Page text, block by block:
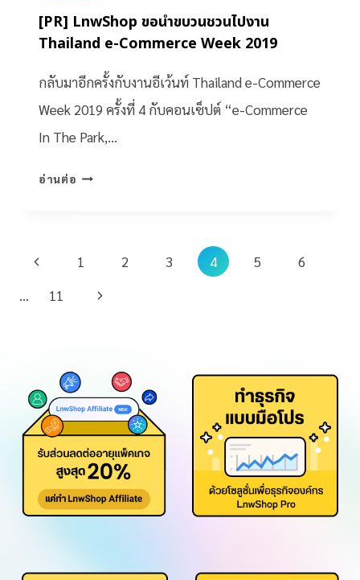
[PR] LnwShop ขอนำขบวนชวนไปงาน
Thailand e-Commerce Week 2019
กลับมาอีกครั้งกับงานอีเว้นท์ Thailand e-Commerce
Week 2019 ครั้งที่ 4 กับคอนเซ็ปต์ “e-Commerce
In The Park,…
อ่านต่อ
1 2 3 4 5
6
…
11